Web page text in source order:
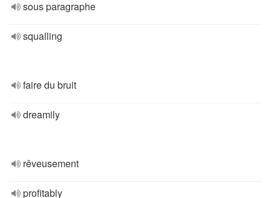
sous paragraphe
squalling
faire du bruit
dreamily
rêveusement
profitably